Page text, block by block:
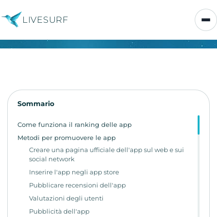
LIVESURF
Sommario
Come funziona il ranking delle app
Metodi per promuovere le app
Creare una pagina ufficiale dell'app sul web e sui
social network
Inserire l'app negli app store
Pubblicare recensioni dell'app
Valutazioni degli utenti
Pubblicità dell'app